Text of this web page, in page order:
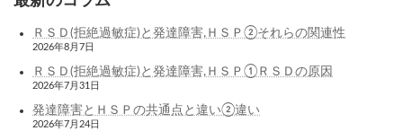
ＲＳＤ(拒絶過敏症)と発達障害,ＨＳＰ②それらの関連性
2026年8月7日
ＲＳＤ(拒絶過敏症)と発達障害,ＨＳＰ①ＲＳＤの原因
2026年7月31日
発達障害とＨＳＰの共通点と違い②違い
2026年7月24日